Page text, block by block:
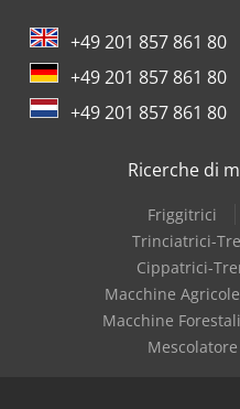
Casolin
Cassese
+49 201 857 861 80
+49 201 857 861 80
+49 201 857 861 80
Ricerche di
Friggitrici
Trinciatrici-
Cippatrici-
Macchine
Macchine